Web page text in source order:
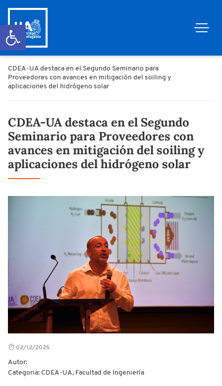
Abrir barra de herramientas
CDEA-UA destaca en el Segundo Seminario para
Proveedores con avances en mitigación del soiling y
aplicaciones del hidrógeno solar
CDEA-UA destaca en el Segundo
Seminario para Proveedores con
avances en mitigación del soiling y
aplicaciones del hidrógeno solar
02/12/2025
Autor:
Categoria: CDEA-UA, Facultad de Ingeniería